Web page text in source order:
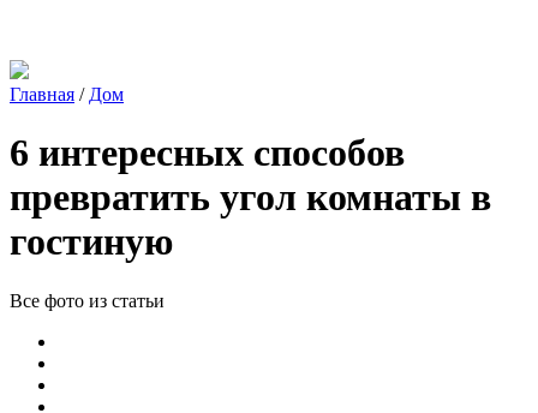
Главная / Дом
6 интересных способов
превратить угол комнаты в
гостиную
Все фото из статьи